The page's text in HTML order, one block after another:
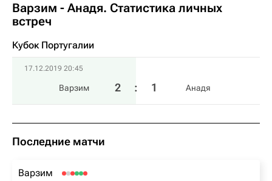
Варзим - Анадя. Статистика личных
встреч
Кубок Португалии
17.12.2019 20:45
Варзим 2 : 1 Анадя
Последние матчи
Варзим